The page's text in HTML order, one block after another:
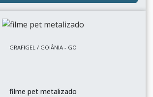
GRAFIGEL / GOIÂNIA - GO
filme pet metalizado